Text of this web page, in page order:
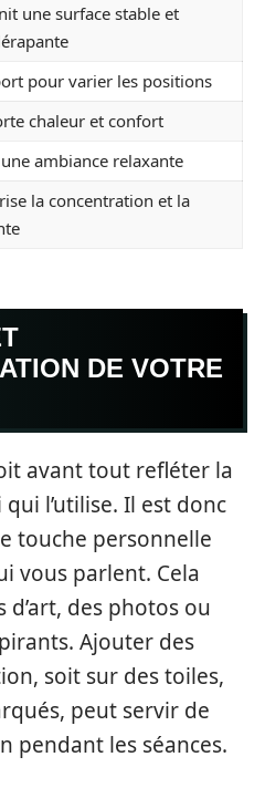
une surface stable et
pour varier les positions
chaleur et confort
une ambiance relaxante
la concentration et la
DE VOTRE
avant tout refléter la
l’utilise. Il est donc
touche personnelle
vous parlent. Cela
des photos ou
Ajouter des
soit sur des toiles,
peut servir de
pendant les séances.